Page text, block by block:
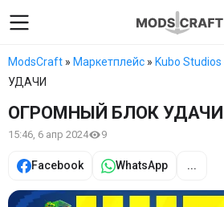
ModsCraft » Маркетплейс » Kubo Studios
УДАЧИ
ОГРОМНЫЙ БЛОК УДАЧИ
15:46, 6 апр 2024 9
Facebook WhatsApp ...